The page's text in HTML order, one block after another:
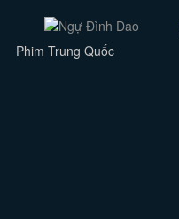
Phim Trung Quốc